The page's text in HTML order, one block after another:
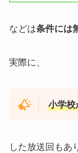
などは条件には
実際に、
小学校
した放送回もあ